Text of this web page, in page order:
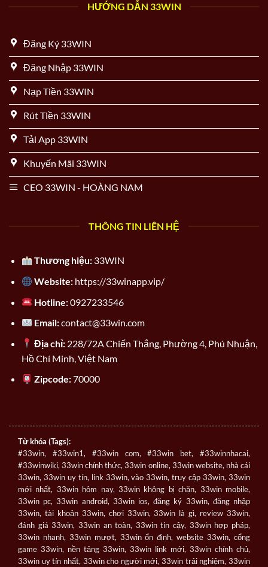
HƯỚNG DẪN 33WIN
Đăng Ký 33WIN
Đăng Nhập 33WIN
Nạp Tiền 33WIN
Rút Tiền 33WIN
Tải App 33WIN
Khuyến Mãi 33WIN
CEO 33WIN - HOÀNG NAM
THÔNG TIN LIÊN HỆ
Thương hiệu: 33WIN
Website: https://33winapp.vip/
Hotline:0927233546
Email:contact@33win.com
Địa chỉ: 228/72A Chiến Thắng, Phường 4, Phú Nhuận,
Hồ Chí Minh, Việt Nam
Zipcode:70000
Từ khóa (Tags):
#33win, #33win1, #33win com, #33win bet, #33winnhacai,
#33winwiki, 33win chính thức, 33win online, 33win website, nhà cái
33win, 33win uy tín, link 33win, vào 33win, truy cập 33win, 33win
mới nhất, 33win hôm nay, 33win không bị chặn, 33win mobile,
33win pc, 33win android, 33win ios, đăng ký 33win, đăng nhập
33win, tài khoản 33win, chơi 33win, 33win là gì, review 33win,
đánh giá 33win, 33win an toàn, 33win tin cậy, 33win hợp pháp,
33win nhanh, 33win mượt, 33win ổn định, website 33win, cổng
game 33win, nền tảng 33win, 33win link mới, 33win chính chủ,
33win uy tín nhất, 33win cho người mới, 33win trải nghiệm, 33win